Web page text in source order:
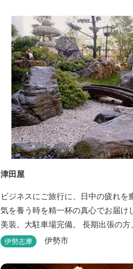
っている・・そんな気持ちになる宿
つの大浴場と趣の異なる３つの貸切
めます。
津田屋
ビジネスにご旅行に、日中の疲れを
気を養う時を精一杯の真心でお届け
美装。大駐車場完備。 長期出張の方
す。浴室は24時間ご利用頂けます。
伊勢志摩 伊勢市